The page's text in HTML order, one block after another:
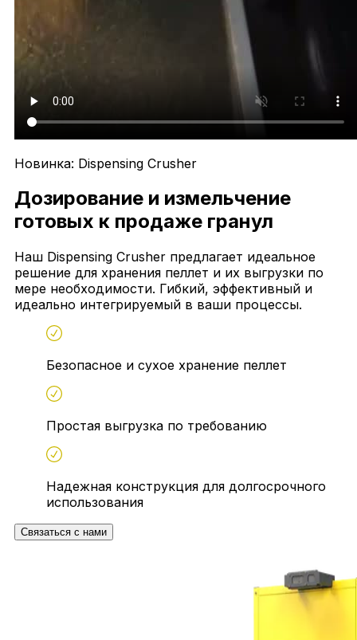
Новинка: Dispensing Crusher
Дозирование и измельчение
готовых к продаже гранул
Наш Dispensing Crusher предлагает идеальное
решение для хранения пеллет и их выгрузки по
мере необходимости. Гибкий, эффективный и
идеально интегрируемый в ваши процессы.
Безопасное и сухое хранение пеллет
Простая выгрузка по требованию
Надежная конструкция для долгосрочного
использования
Связаться с нами